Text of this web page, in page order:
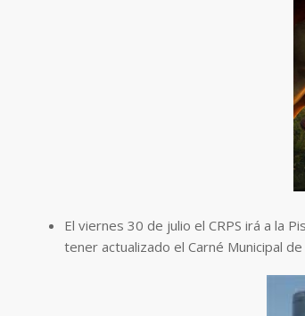
El viernes 30 de julio el CRPS irá a la
tener actualizado el Carné Municipal